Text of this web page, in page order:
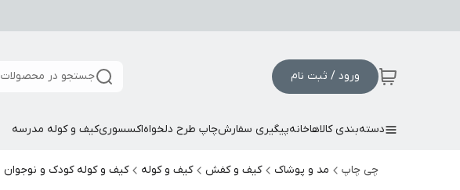
ورود / ثبت نام جستجو در محصولات
دسته‌بندی کالاهاخانهپیگیری سفارشچاپ طرح دلخواهاکسسوریکیف و کوله مدرسه
چی چاپ مد و پوشاک کیف و کفش کیف و کوله کیف و کوله کودک و نوجوان